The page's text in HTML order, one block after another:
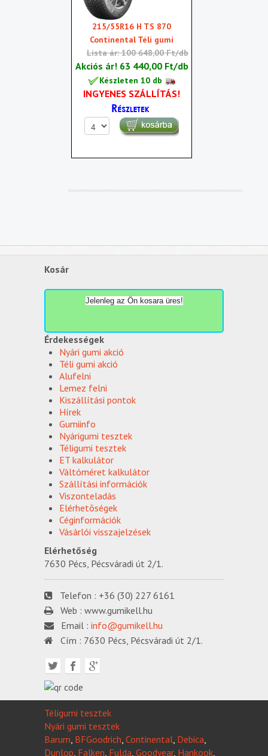
215/55R16 H TS 870
Continental Téli gumi
Lista ár: 100 648,00 Ft/db
Akciós ár! 63 440,00 Ft/db
Készleten 10 db
INGYENES SZÁLLÍTÁS!
Kosár
Jelenleg az Ön kosara üres!
Érdekességek
Nyári gumi akció
Téli gumi akció
Alufelni
Lemez felni
Kiszállítási pontok
Hírek
Gumiinfo
Nyárigumi tesztek
Téligumi tesztek
ET kalkulátor
Váltóméret kalkulátor
Szállítási információk
Viszonteladás
Elérhetõségek
Céginformációk
Vásárlói visszajelzések
Elérhetőség
7630 Pécs, Pécsváradi út 2/1.
Telefon : +36 (30) 227 6161
Web : www.gumikell.hu
Email : info@gumikell.hu
Cím : 7630 Pécs, Pécsváradi út 2/1.
Téligumi tesztek
Nyári gumi tesztek
Barum, BFGoodrich, Continental, Debica,
Dunlop, Falken, Fulda, Goodyear, Hankook,